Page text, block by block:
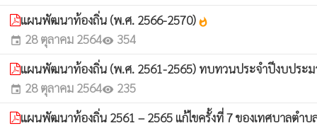
แผนพัฒนาท้องถิ่น (พ.ศ. 2566-2570) whatshot
event 28 ตุลาคม 2564visibility 354
แผนพัฒนาท้องถิ่น (พ.ศ. 2561-2565) ทบทวนประจำปีงบประ
event 28 ตุลาคม 2564visibility 235
แผนพัฒนาท้องถิ่น 2561 – 2565 แก้ไขครั้งที่ 7 ของเทศบาลตำบ